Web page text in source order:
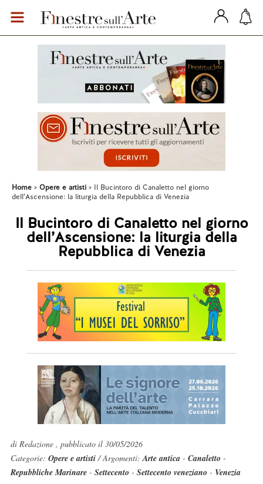
Home Opere e artisti
Il Bucintoro di Canaletto nel giorno
dell’Ascensione: la liturgia della Repubblica di Venezia
Il Bucintoro di Canaletto nel giorno
dell’Ascensione: la liturgia della
Repubblica di Venezia
di Redazione , pubblicato il 30/05/2026
Categorie: Opere e artisti/ Argomenti:Arte antica- Canaletto -
Repubbliche Marinare- Settecento - Settecento veneziano - Venezia